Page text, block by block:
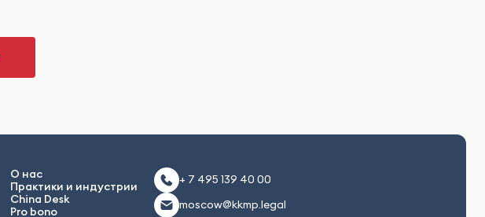
О нас
Практики и индустрии
China Desk
Pro bono
+ 7 495 139 40 00
moscow@kkmp.legal